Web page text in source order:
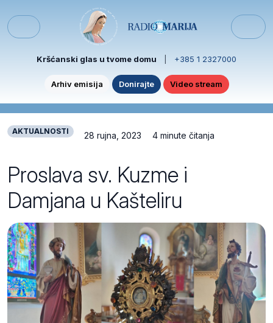
Menu
Kršćanski glas u tvome domu +385 1 2327000
Arhiv emisija Donirajte Video stream
AKTUALNOSTI 28 rujna, 2023 4 minute čitanja
Proslava sv. Kuzme i
Damjana u Kašteliru